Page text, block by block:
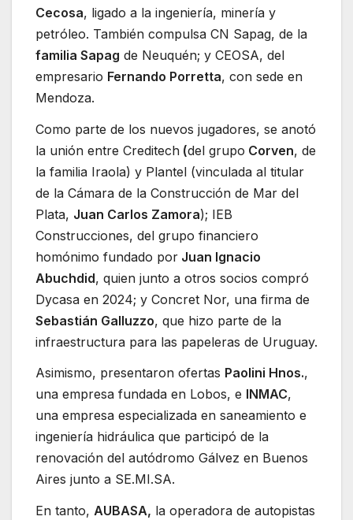
Cecosa, ligado a la ingeniería, minería y
petróleo. También compulsa CN Sapag, de la
familia Sapag de Neuquén; y CEOSA, del
empresario Fernando Porretta, con sede en
Mendoza.
Como parte de los nuevos jugadores, se anotó
la unión entre Creditech (del grupo Corven, de
la familia Iraola) y Plantel (vinculada al titular
de la Cámara de la Construcción de Mar del
Plata, Juan Carlos Zamora); IEB
Construcciones, del grupo financiero
homónimo fundado por Juan Ignacio
Abuchdid, quien junto a otros socios compró
Dycasa en 2024; y Concret Nor, una firma de
Sebastián Galluzzo, que hizo parte de la
infraestructura para las papeleras de Uruguay.
Asimismo, presentaron ofertas Paolini Hnos.,
una empresa fundada en Lobos, e INMAC,
una empresa especializada en saneamiento e
ingeniería hidráulica que participó de la
renovación del autódromo Gálvez en Buenos
Aires junto a SE.MI.SA.
En tanto, AUBASA, la operadora de autopistas